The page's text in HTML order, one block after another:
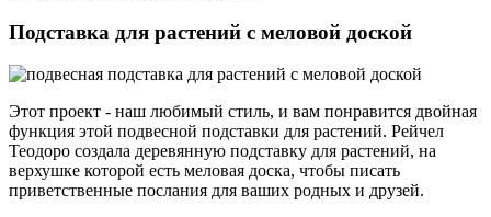
Подставка для растений с меловой доской
Этот проект - наш любимый стиль, и вам понравится двойная
функция этой подвесной подставки для растений. Рейчел
Теодоро создала деревянную подставку для растений, на
верхушке которой есть меловая доска, чтобы писать
приветственные послания для ваших родных и друзей.